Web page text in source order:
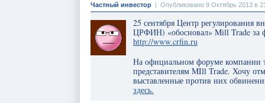
Частный инвестор Опубликовано 9 Октябрь 2013 в
25 сентября Центр регулирования
ЦРФИН) «обосновал» Mill Trade за
http://www.crfin.ru
На официальном форуме компании
представителям MIll Trade. Хочу
выставленные против них
здесь.